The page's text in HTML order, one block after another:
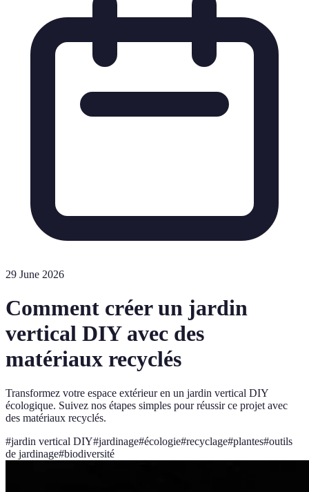
29 June 2026
Comment créer un jardin
vertical DIY avec des
matériaux recyclés
Transformez votre espace extérieur en un jardin vertical DIY
écologique. Suivez nos étapes simples pour réussir ce projet avec
des matériaux recyclés.
#jardin vertical DIY#jardinage#écologie#recyclage#plantes#outils
de jardinage#biodiversité